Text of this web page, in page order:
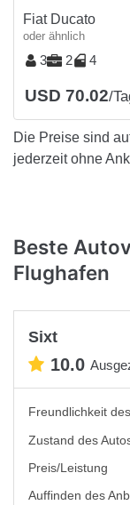
Fiat Ducato
oder ähnlich
3 2 4
USD 70.02/
Die Preise sind
jederzeit ohne
Beste
Flughafen
Sixt
10.0
Freundlichkeit
Zustand des
Preis/Leistung
Auffinden des